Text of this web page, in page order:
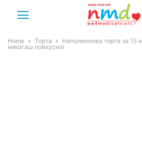
Home Торта
Наполеонова торта за
никогаш повкусно!